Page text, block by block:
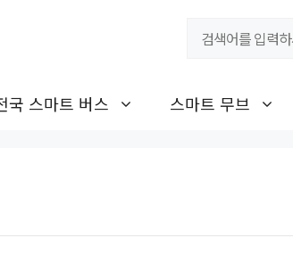
국 스마트 버스 스마트 무브